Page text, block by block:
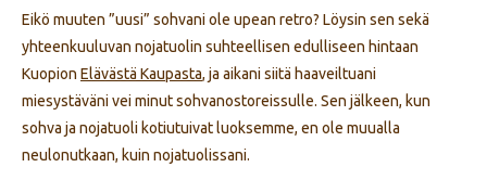
Eikö muuten ”uusi” sohvani ole upean retro? Löysin sen sekä
yhteenkuuluvan nojatuolin suhteellisen edulliseen hintaan
Kuopion Elävästä Kaupasta, ja aikani siitä haaveiltuani
miesystäväni vei minut sohvanostoreissulle. Sen jälkeen, kun
sohva ja nojatuoli kotiutuivat luoksemme, en ole muualla
neulonutkaan, kuin nojatuolissani.